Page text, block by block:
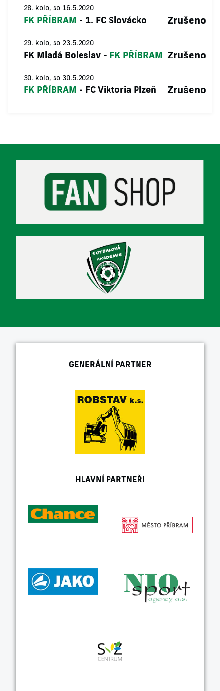
28. kolo, so 16.5.2020
FK PŘÍBRAM - 1. FC Slovácko Zrušeno
29. kolo, so 23.5.2020
FK Mladá Boleslav - FK PŘÍBRAM Zrušeno
30. kolo, so 30.5.2020
FK PŘÍBRAM - FC Viktoria Plzeň Zrušeno
GENERÁLNÍ PARTNER
HLAVNÍ PARTNEŘI